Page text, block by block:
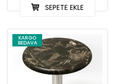
SEPETE EKLE
KARGO
BEDAVA